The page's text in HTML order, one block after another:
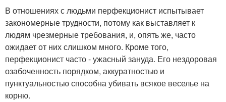
В отношениях с людьми перфекционист испытывает
закономерные трудности, потому как выставляет к
людям чрезмерные требования, и, опять же, часто
ожидает от них слишком много. Кроме того,
перфекционист часто - ужасный зануда. Его нездоровая
озабоченность порядком, аккуратностью и
пунктуальностью способна убивать всякое веселье на
корню.